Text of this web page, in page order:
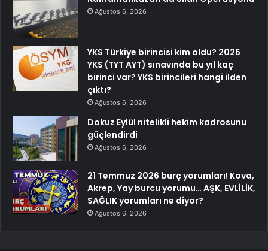
Ağustos 6, 2026
YKS Türkiye birincisi kim oldu? 2026
YKS (TYT AYT) sınavında bu yıl kaç
birinci var? YKS birincileri hangi ilden
çıktı?
Ağustos 6, 2026
Dokuz Eylül nitelikli hekim kadrosunu
güçlendirdi
Ağustos 6, 2026
21 Temmuz 2026 burç yorumları! Kova,
Akrep, Yay burcu yorumu… AŞK, EVLİLİK,
SAĞLIK yorumları ne diyor?
Ağustos 6, 2026